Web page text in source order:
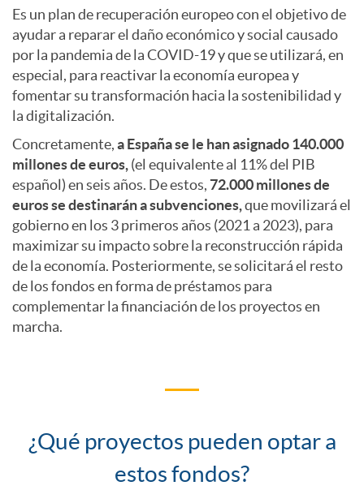
n
e
s
a
n
i
d
e
x
t
G
e
n
a
t
r
o
N
e
x
t
e
Es un plan de recuperación europeo con el objetivo de
ayudar a reparar el daño económico y social causado
por la pandemia de la COVID-19 y que se utilizará, en
especial, para reactivar la economía europea y
fomentar su transformación hacia la sostenibilidad y
la digitalización.
Concretamente,a España se le han asignado 140.000
millones de euros, (el equivalente al 11% del PIB
español) en seis años. De estos,72.000 millones de
euros se destinarán a subvenciones,que movilizará el
gobierno en los 3 primeros años (2021 a 2023), para
maximizar su impacto sobre la reconstrucción rápida
de la economía. Posteriormente, se solicitará el resto
de los fondos en forma de préstamos para
complementar la financiación de los proyectos en
marcha.
Q
¿Qué proyectos pueden optar a
estos fondos?